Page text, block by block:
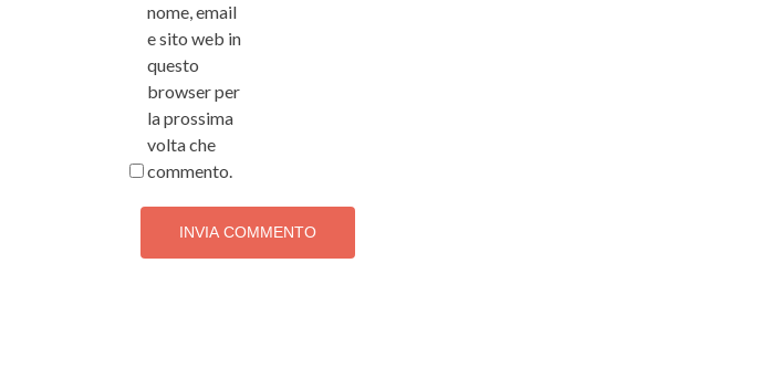
nome, email
e sito web in
questo
browser per
la prossima
volta che
commento.